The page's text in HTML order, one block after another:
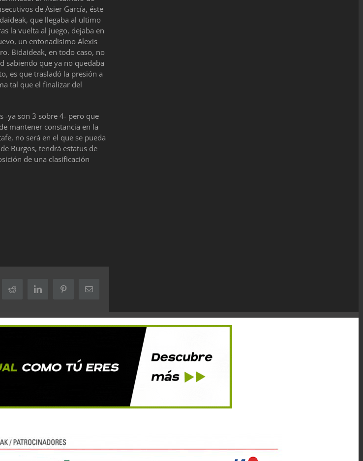
de Asier García, éste
que llegaba al ultimo
la vuelta al juego, dejaba en
un entonadísimo Alexis
Bidaideak, en todo caso, no
sabiendo que ya no quedaba
es que trasladó la presión a
tal que el finalizar del
-ya son 3 sobre 4- pero que
mantener constancia en la
no será en el que se pueda
Burgos, tendrá estatus de
de una clasificación
Reddit LinkedIn PinterestCorreo